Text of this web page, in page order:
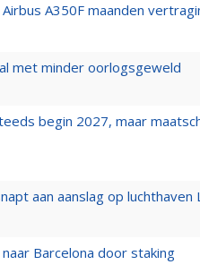
A350F maanden
met minder oorlogsgeweld
begin 2027, maar
aan aanslag op luchthaven
Barcelona door staking